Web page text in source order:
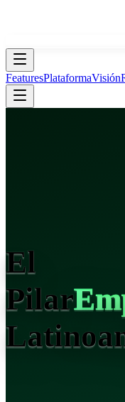
FeaturesPlataformaVisión
El
PilarEm